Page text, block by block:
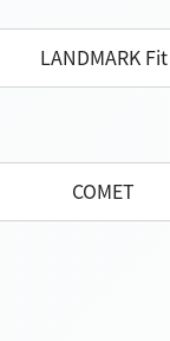
LANDMARK Fit
COMET